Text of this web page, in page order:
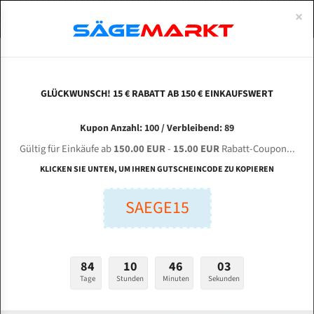
ISTECH Smart 430 A für 5900 mm Bi-Metall
Bandsägeblätter
Länge (mm):
Stärken + Zahnteilung:
mm
ABOUTS
ENGLISH
Bi-Metall Meterware
Fleischerei Bandsägeblätter
Bandmesser Glatt Meterware
Konvex Meterware
×
GLÜCKWUNSCH! 15 € RABATT AB 150 € EINKAUFSWERT
Kupon Anzahl: 100 / Verbleibend: 89
Gültig für Einkäufe ab150.00 EUR- 15.00 EURRabatt-Coupon...
KLICKEN SIE UNTEN, UM IHREN GUTSCHEINCODE ZU KOPIEREN
SAEGE15
84
Tage
10
Stunden
46
Minuten
02
Sekunden